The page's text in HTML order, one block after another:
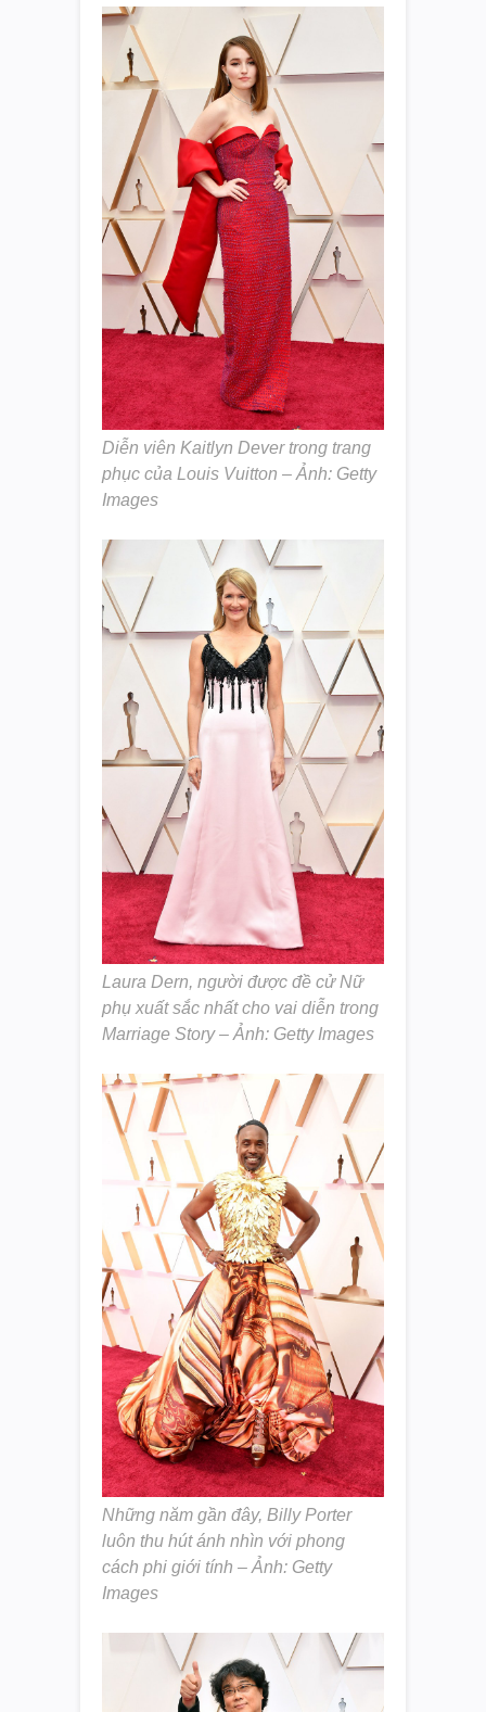
Diễn viên Kaitlyn Dever trong trang
phục của Louis Vuitton – Ảnh: Getty
Images
Laura Dern, người được đề cử Nữ
phụ xuất sắc nhất cho vai diễn trong
Marriage Story – Ảnh: Getty Images
Những năm gần đây, Billy Porter
luôn thu hút ánh nhìn với phong
cách phi giới tính – Ảnh: Getty
Images